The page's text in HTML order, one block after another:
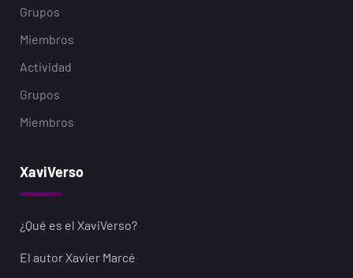
Grupos
Miembros
Actividad
Grupos
Miembros
XaviVerso
¿Qué es el XaviVerso?
El autor Xavier Marcé